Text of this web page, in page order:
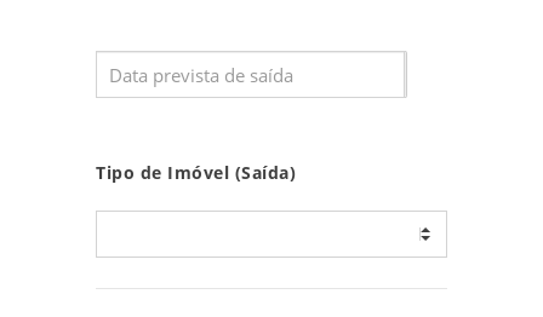
Tipo de Imóvel (Saída)